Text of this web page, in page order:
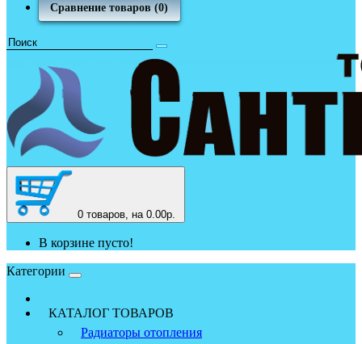
Сравнение товаров (0)
0 товаров, на 0.00р.
В корзине пусто!
Категории
КАТАЛОГ ТОВАРОВ
Радиаторы отопления